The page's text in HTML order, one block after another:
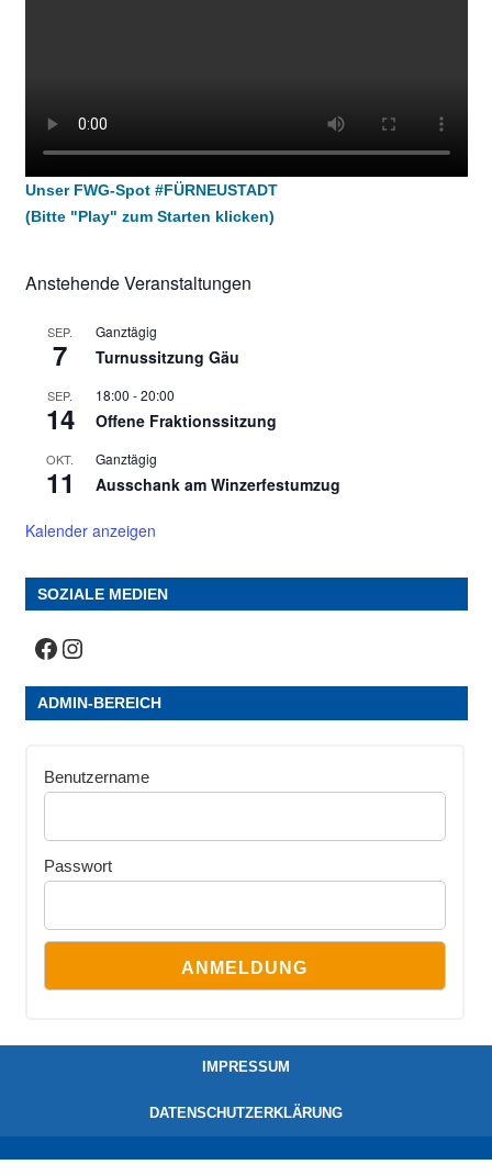
Unser FWG-Spot #FÜRNEUSTADT
(Bitte "Play" zum Starten klicken)
Anstehende Veranstaltungen
SEP.
7
Ganztägig
Turnussitzung Gäu
SEP.
14
18:00 -20:00
Offene Fraktionssitzung
OKT.
11
Ganztägig
Ausschank am Winzerfestumzug
Kalender anzeigen
SOZIALE MEDIEN
Facebook
Instagram
ADMIN-BEREICH
Benutzername
Passwort
IMPRESSUM
DATENSCHUTZERKLÄRUNG